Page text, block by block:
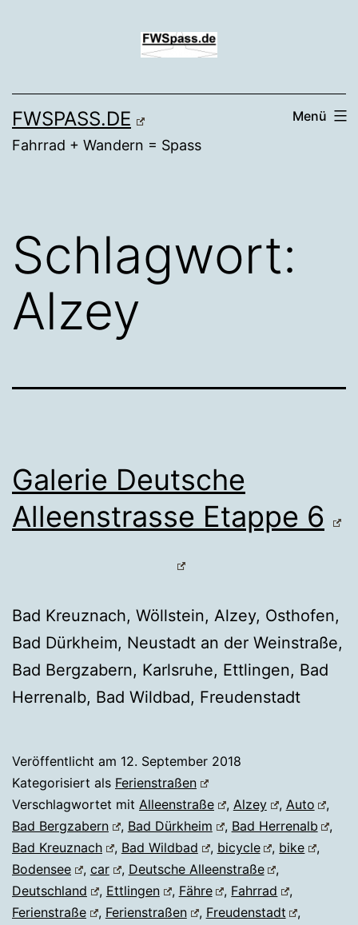
FWSPASS.DE
Fahrrad + Wandern = Spass
Menü
Schlagwort:
Alzey
Galerie Deutsche
Alleenstrasse Etappe 6
Bad Kreuznach, Wöllstein, Alzey, Osthofen,
Bad Dürkheim, Neustadt an der Weinstraße,
Bad Bergzabern, Karlsruhe, Ettlingen, Bad
Herrenalb, Bad Wildbad, Freudenstadt
Veröffentlicht am 12. September 2018
Kategorisiert als Ferienstraßen
Verschlagwortet mit Alleenstraße , Alzey , Auto
,
Bad Bergzabern
, Bad Dürkheim , Bad Herrenalb
,
Bad Kreuznach
, Bad Wildbad , bicycle , bike
,
Bodensee
, car , Deutsche Alleenstraße
,
Deutschland
, Ettlingen , Fähre , Fahrrad
,
Ferienstraße
, Ferienstraßen , Freudenstadt
,